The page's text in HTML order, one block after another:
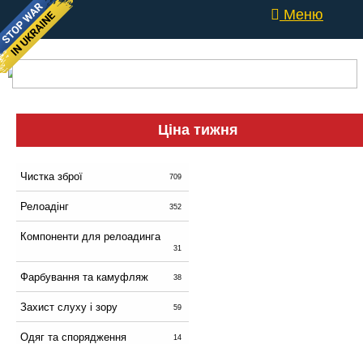
Меню
Ціна тижня
Чистка зброї 709
Релоадінг 352
Компоненти для релоадинга
31
Фарбування та камуфляж 38
Захист слуху і зору 59
Одяг та спорядження 14